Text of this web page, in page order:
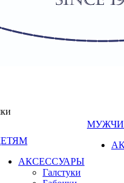
АКСЕССУАРЫ
Галстуки